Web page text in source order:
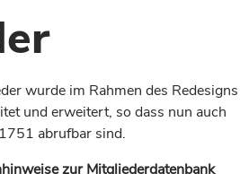
wurde im Rahmen des Redesigns
und erweitert, so dass nun auch
abrufbar sind.
zur Mitgliederdatenbank